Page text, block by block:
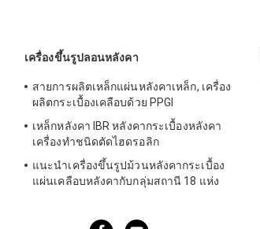
เครื่องขึ้นรูปลอนหลังคา
สายการผลิตเหล็กแผ่นหลังคาเหล็ก, เครื่อง
ผลิตกระเบื้องเคลือบด้วย PPGI
เหล็กหลังคา IBR หลังคากระเบื้องหลังคา
เครื่องทำชนิดตัดไฮดรอลิก
แนะนำเครื่องขึ้นรูปม้วนหลังคากระเบื้อง
แผ่นเคลือบหลังคากับกลุ่มสถานี 18 แห่ง